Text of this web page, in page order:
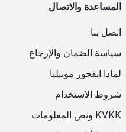
المساعدة والاتصال
اتصل بنا
سياسة الضمان والإرجاع
لماذا ايفجور موبيليا
شروط الاستخدام
KVKK ونص المعلومات